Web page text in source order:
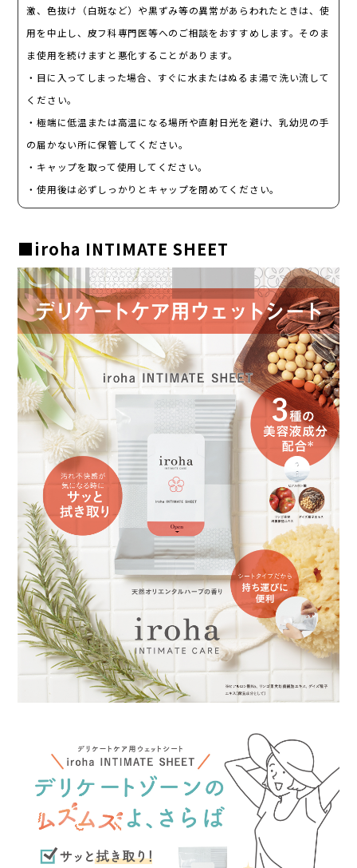
激、色抜け（白斑など）や黒ずみ等の異常があらわれたときは、使
用を中止し、皮フ科専門医等へのご相談をおすすめします。そのま
ま使用を続けますと悪化することがあります。
・目に入ってしまった場合、すぐに水またはぬるま湯で洗い流して
ください。
・極端に低温または高温になる場所や直射日光を避け、乳幼児の手
の届かない所に保管してください。
・キャップを取って使用してください。
・使用後は必ずしっかりとキャップを閉めてください。
■iroha INTIMATE SHEET